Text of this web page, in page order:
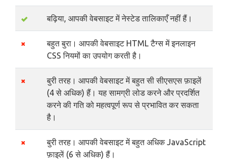
बढ़िया, आपकी वेबसाइट में नेस्टेड तालिकाएँ नहीं हैं।
बहुत बुरा। आपकी वेबसाइट HTML टैग्स में इनलाइन
CSS नियमों का उपयोग करती है।
बुरी तरह। आपकी वेबसाइट में बहुत सी सीएसएस फ़ाइलें
(4 से अधिक) हैं। यह सामग्री लोड करने और प्रदर्शित
करने की गति को महत्वपूर्ण रूप से प्रभावित कर सकता
है।
बुरी तरह। आपकी वेबसाइट में बहुत अधिक JavaScript
फ़ाइलें (6 से अधिक) हैं।